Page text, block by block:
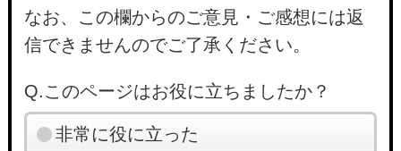
なお、この欄からのご意見・ご感想には返
信できませんのでご了承ください。
Q.このページはお役に立ちましたか？
非常に役に立った